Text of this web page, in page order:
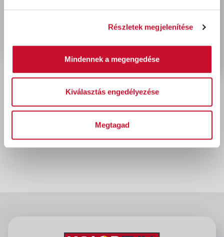
Részletek megjelenítése
Mindennek a megengedése
Kiválasztás engedélyezése
Megtagad
Utoljára megtekintett termékek
6 200 Ft